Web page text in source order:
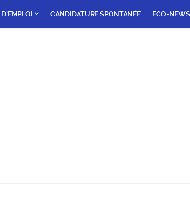
CANDIDATURE SPONTANÉE ECO-NEWS